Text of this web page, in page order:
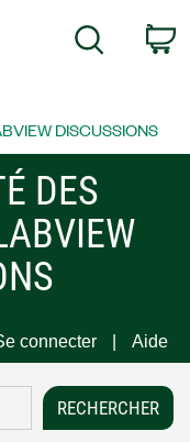
Search
DISCUSSIONS
DES
connecter Aide